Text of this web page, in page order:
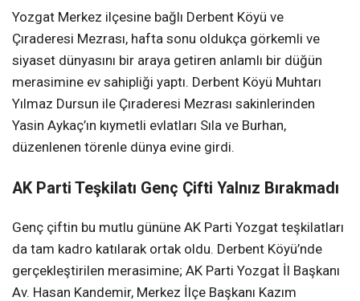
Yozgat Merkez ilçesine bağlı Derbent Köyü ve
Çıraderesi Mezrası, hafta sonu oldukça görkemli ve
siyaset dünyasını bir araya getiren anlamlı bir düğün
merasimine ev sahipliği yaptı. Derbent Köyü Muhtarı
Yılmaz Dursun ile Çıraderesi Mezrası sakinlerinden
Yasin Aykaç’ın kıymetli evlatları Sıla ve Burhan,
düzenlenen törenle dünya evine girdi.
AK Parti Teşkilatı Genç Çifti Yalnız Bırakmadı
Genç çiftin bu mutlu gününe AK Parti Yozgat teşkilatları
da tam kadro katılarak ortak oldu. Derbent Köyü’nde
gerçekleştirilen merasimine; AK Parti Yozgat İl Başkanı
Av. Hasan Kandemir, Merkez İlçe Başkanı Kazım